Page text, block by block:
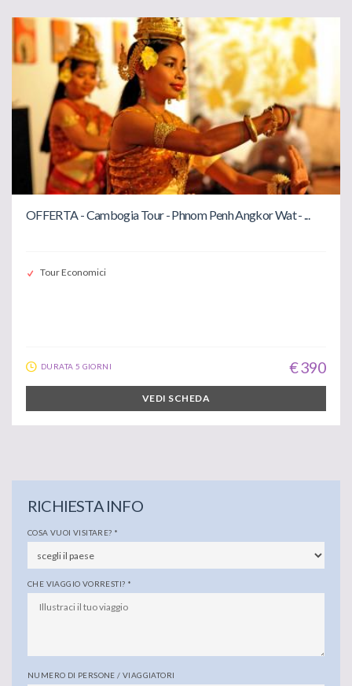
OFFERTA - Cambogia Tour - Phnom Penh Angkor Wat - ...
Tour Economici
DURATA 5 GIORNI € 390
VEDI SCHEDA
RICHIESTA INFO
COSA VUOI VISITARE? *
CHE VIAGGIO VORRESTI? *
NUMERO DI PERSONE / VIAGGIATORI